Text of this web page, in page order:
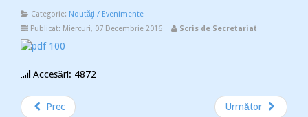
Categorie: Noutăţi / Evenimente
Publicat: Miercuri, 07 Decembrie 2016
Scris de Secretariat
Accesări: 4872
Prec Următor